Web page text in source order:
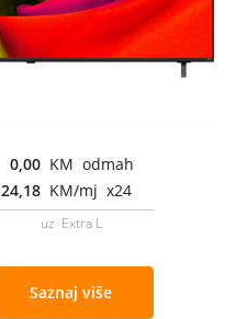
0,00 KM odmah
24,18 KM/mj x24
uz Extra L
Saznaj više